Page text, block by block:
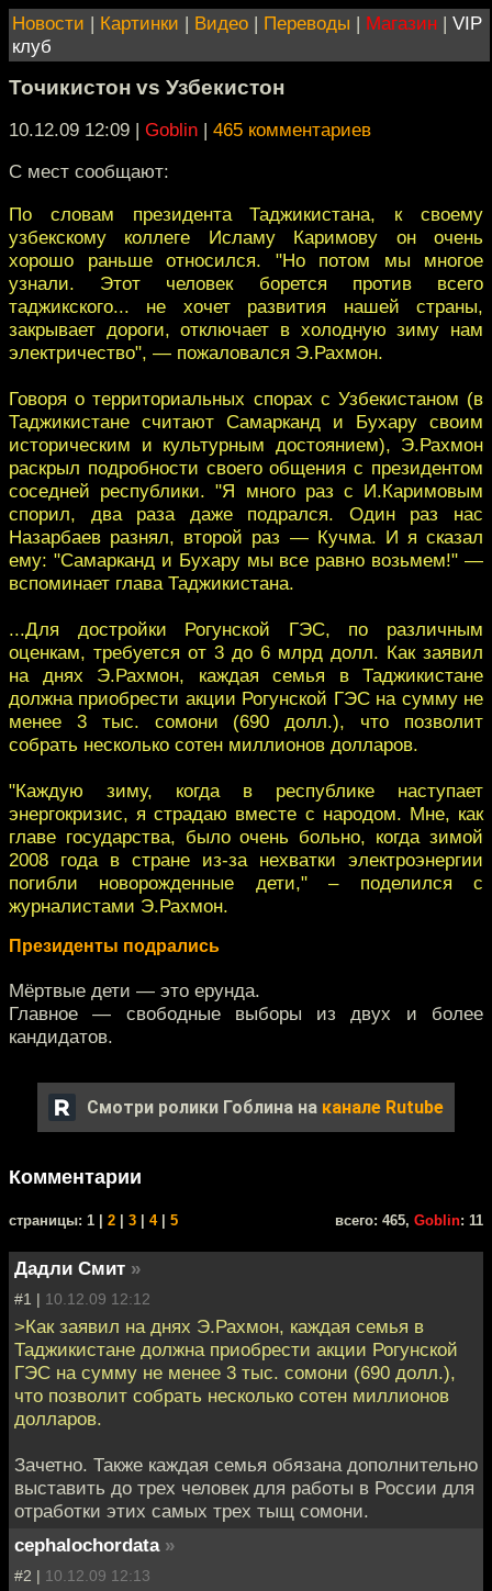
Новости | Картинки | Видео | Переводы | Магазин | VIP
клуб
Точикистон vs Узбекистон
10.12.09 12:09 | Goblin | 465 комментариев
С мест сообщают:
По словам президента Таджикистана, к своему
узбекскому коллеге Исламу Каримову он очень
хорошо раньше относился. "Но потом мы многое
узнали. Этот человек борется против всего
таджикского... не хочет развития нашей страны,
закрывает дороги, отключает в холодную зиму нам
электричество", — пожаловался Э.Рахмон.
Говоря о территориальных спорах с Узбекистаном (в
Таджикистане считают Самарканд и Бухару своим
историческим и культурным достоянием), Э.Рахмон
раскрыл подробности своего общения с президентом
соседней республики. "Я много раз с И.Каримовым
спорил, два раза даже подрался. Один раз нас
Назарбаев разнял, второй раз — Кучма. И я сказал
ему: "Самарканд и Бухару мы все равно возьмем!" —
вспоминает глава Таджикистана.
...Для достройки Рогунской ГЭС, по различным
оценкам, требуется от 3 до 6 млрд долл. Как заявил
на днях Э.Рахмон, каждая семья в Таджикистане
должна приобрести акции Рогунской ГЭС на сумму не
менее 3 тыс. сомони (690 долл.), что позволит
собрать несколько сотен миллионов долларов.
"Каждую зиму, когда в республике наступает
энергокризис, я страдаю вместе с народом. Мне, как
главе государства, было очень больно, когда зимой
2008 года в стране из-за нехватки электроэнергии
погибли новорожденные дети," – поделился с
журналистами Э.Рахмон.
Президенты подрались
Мёртвые дети — это ерунда.
Главное — свободные выборы из двух и более
кандидатов.
Смотри ролики Гоблина на канале Rutube
Комментарии
cтраницы: 1 | 2 3 4| 5 всего: 465, Goblin: 11
Дадли Смит »
#1 | 10.12.09 12:12
>Как заявил на днях Э.Рахмон, каждая семья в
Таджикистане должна приобрести акции Рогунской
ГЭС на сумму не менее 3 тыс. сомони (690 долл.),
что позволит собрать несколько сотен миллионов
долларов.
Зачетно. Также каждая семья обязана дополнительно
выставить до трех человек для работы в России для
отработки этих самых трех тыщ сомони.
cephalochordata »
#2 | 10.12.09 12:13